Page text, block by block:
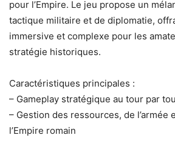
pour l’Empire. Le jeu propose un
tactique militaire et de diplomatie,
immersive et complexe pour les
stratégie historiques.
Caractéristiques principales :
– Gameplay stratégique au tour par
– Gestion des ressources, de l’armée
l’Empire romain